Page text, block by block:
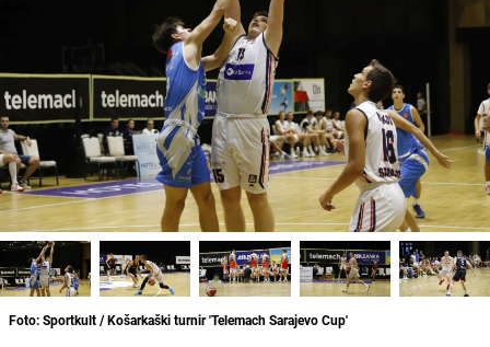
Foto: Sportkult / Košarkaški turnir 'Telemach Sarajevo Cup'